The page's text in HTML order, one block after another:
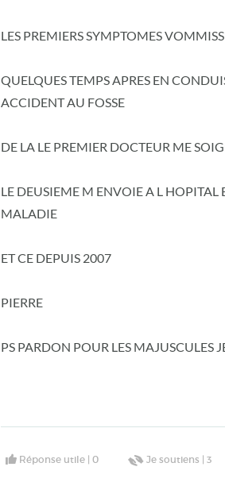
LES PREMIERS SYMPTOMES
QUELQUES TEMPS APRES EN
ACCIDENT AU FOSSE
DE LA LE PREMIER DOCTEUR ME
LE DEUSIEME M ENVOIE A L HOPITAL
MALADIE
ET CE DEPUIS 2007
PIERRE
PS PARDON POUR LES MAJUSCULES
Réponse utile |0 Je soutiens |3